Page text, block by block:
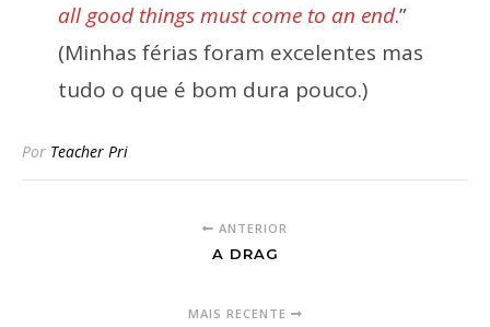
all good things must come to an end.”
(Minhas férias foram excelentes mas
tudo o que é bom dura pouco.)
Por Teacher Pri
ANTERIOR
A DRAG
MAIS RECENTE